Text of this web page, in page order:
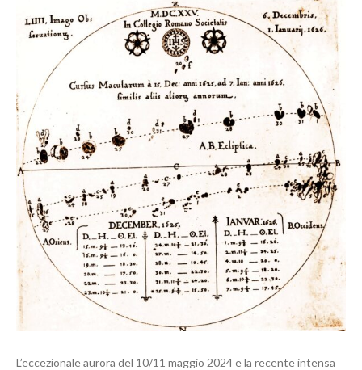
L’eccezionale aurora del 10/11 maggio 2024 e la recente intensa